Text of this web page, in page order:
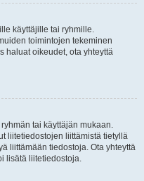
käyttäjille tai ryhmille.
toimintojen tekeminen
haluat oikeudet, ota yhteyttä
tai käyttäjän mukaan.
liitetiedostojen liittämistä tietyllä
liittämään tiedostoja. Ota yhteyttä
lisätä liitetiedostoja.